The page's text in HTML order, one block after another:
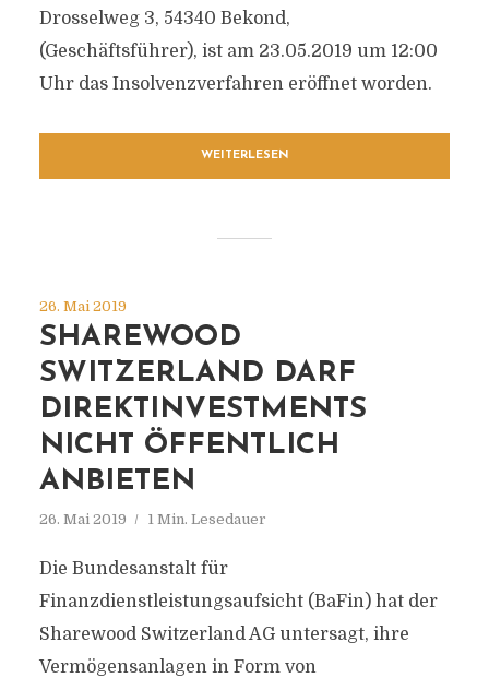
Drosselweg 3, 54340 Bekond,
(Geschäftsführer), ist am 23.05.2019 um 12:00
Uhr das Insolvenzverfahren eröffnet worden.
WEITERLESEN
26. Mai 2019
SHAREWOOD
SWITZERLAND DARF
DIREKTINVESTMENTS
NICHT ÖFFENTLICH
ANBIETEN
26. Mai 2019 1 Min. Lesedauer
Die Bundesanstalt für
Finanzdienstleistungsaufsicht (BaFin) hat der
Sharewood Switzerland AG untersagt, ihre
Vermögensanlagen in Form von